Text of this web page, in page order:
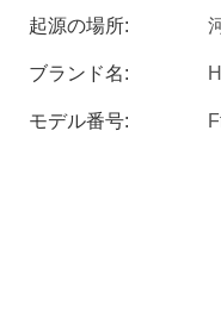
起源の場所:
ブランド名:
モデル番号: